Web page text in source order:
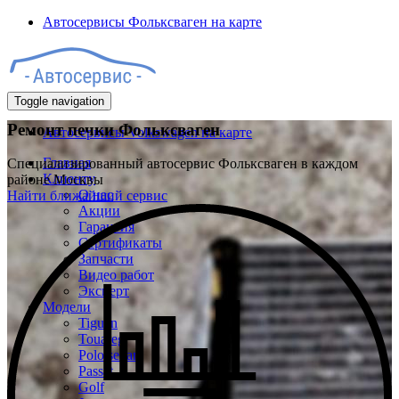
Автосервисы Фольксваген на карте
Toggle navigation
Автосервисы Volkswagen на карте
Главная
Клиенту
О нас
Акции
Гарантия
Сертификаты
Запчасти
Видео работ
Эксперт
Модели
Tiguan
Touareg
Polo sedan
Passat
Golf
Ремонт печки Фольксваген
Специализированный автосервис Фольксваген в каждом
районе Москвы
Найти ближайший сервис